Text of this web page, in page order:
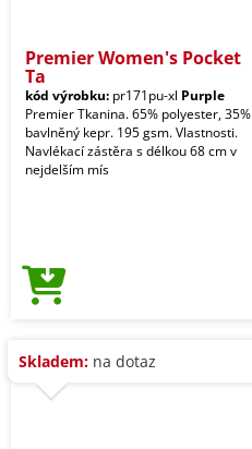
Premier Women's Pocket
Ta
kód výrobku: pr171pu-xl Purple
Premier Tkanina. 65% polyester, 35%
bavlněný kepr. 195 gsm. Vlastnosti.
Navlékací zástěra s délkou 68 cm v
nejdelším mís
Skladem: na dotaz